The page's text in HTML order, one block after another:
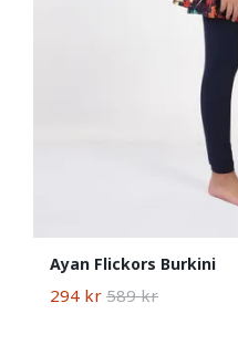
Ayan Flickors Burkini
294 kr 589 kr